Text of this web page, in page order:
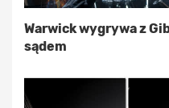
Warwick wygrywa z
sądem